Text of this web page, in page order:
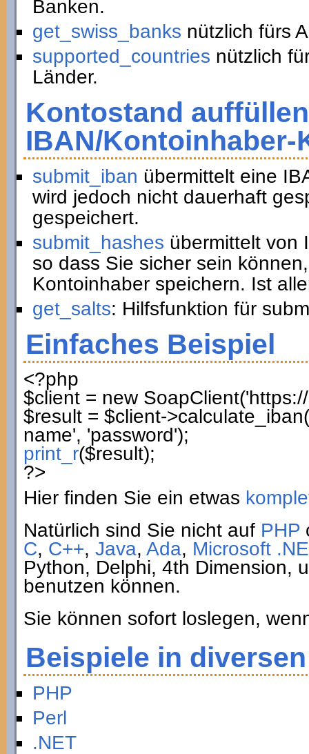
Banken.
get_swiss_banks nützlich fürs
supported_countries nützlich
Länder.
Kontostand
IBAN/Kontoinhaber-
submit_iban übermittelt eine
wird jedoch nicht dauerhaft
gespeichert.
submit_hashes übermittelt von
so dass Sie sicher sein
Kontoinhaber speichern. Ist
get_salts: Hilfsfunktion für
Einfaches Beispiel
<?php
$client= newSoapClient(
$result= $client->calculate_iban(
name', 'password');
print_r($result);
?>
Hier finden Sie ein etwas
Natürlich sind Sie nicht auf PHP
C, C++, Java, Ada, Microsoft
Python, Delphi, 4th Dimension,
benutzen können.
Sie können sofort loslegen,
Beispiele in
PHP
Perl
.NET